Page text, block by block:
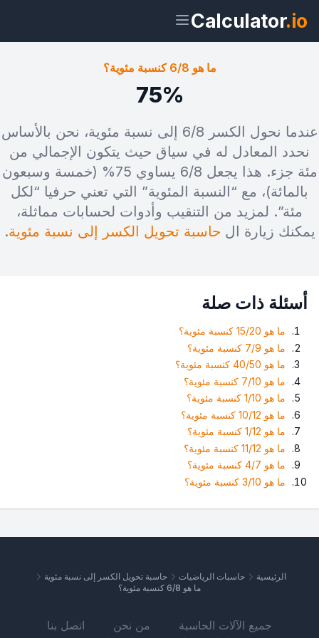
Calculator.io
معاينة ما هو 6/8 كنسبة مئوية؟ ويدجت
ما هو 6/8 كنسبة مئوية؟
75%
عندما نحول الكسر 6/8 إلى نسبة مئوية، نحن بالأساس
نحدد المعادل له في سياق حيث يتكون الإجمالي من
مئة جزء. هذا يجعل 6/8 يساوي 75% (خمسة وسبعون
بالمائة)، مع “النسبة المئوية” التي تعني حرفيا “لكل
مئة”. لمزيد من التنقيب وأدوات لحسابات مماثلة،
يمكنك زيارة ال حاسبة تحويل الكسر إلى نسبة مئوية.
أسئلة ذات صلة
ما هو 15/20 كنسبة مئوية؟
ما هو 7/9 كنسبة مئوية؟
ما هو 40/50 كنسبة مئوية؟
ما هو 7/10 كنسبة مئوية؟
ما هو 1/10 كنسبة مئوية؟
ما هو 10/12 كنسبة مئوية؟
ما هو 1/12 كنسبة مئوية؟
ما هو 11/12 كنسبة مئوية؟
ما هو 4/7 كنسبة مئوية؟
ما هو 3/10 كنسبة مئوية؟
الرئيسية حاسبات الرياضيات
حاسبة تحويل الكسر إلى نسبة مئوية
ما هو 6/8 كنسبة مئوية؟
جميع الآلات الحاسبة من نحن
اتصل بنا